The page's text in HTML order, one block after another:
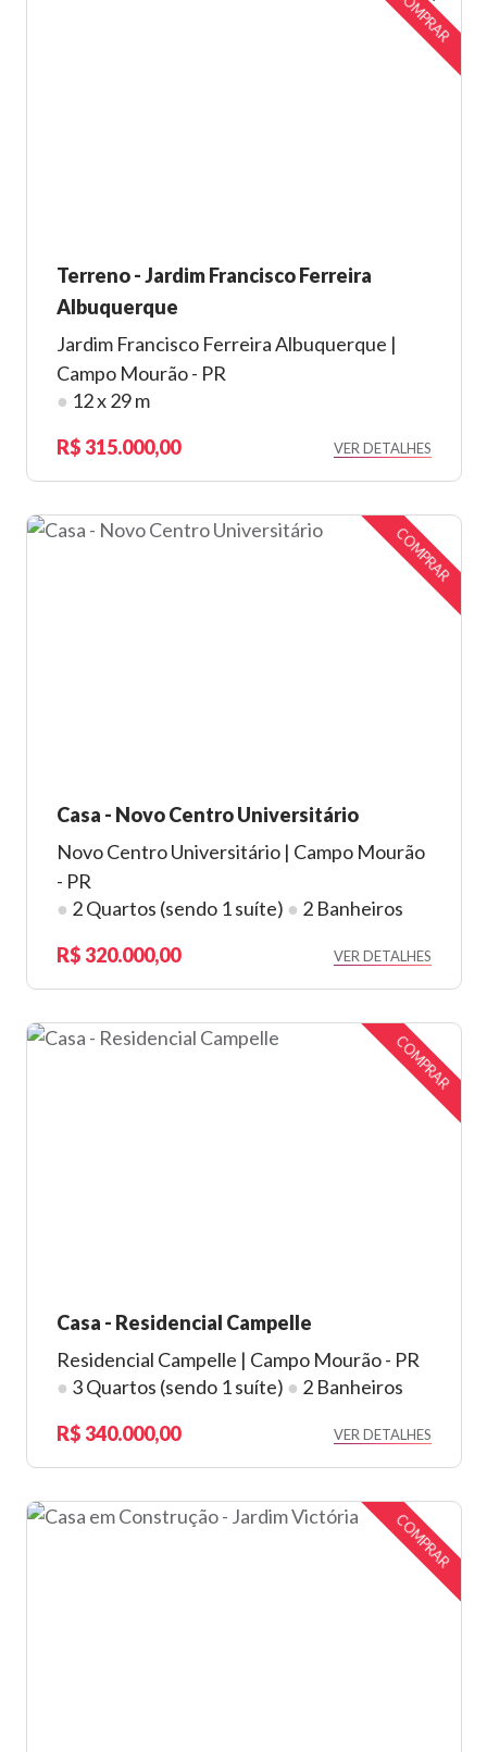
COMPRAR
Terreno - Jardim Francisco Ferreira
Albuquerque
Jardim Francisco Ferreira Albuquerque |
Campo Mourão - PR
● 12 x 29 m
315.000,00
VER DETALHES
COMPRAR
Casa - Novo Centro Universitário
Novo Centro Universitário | Campo Mourão
- PR
● 2 Quartos (sendo 1 suíte) ● 2 Banheiros
320.000,00
VER DETALHES
COMPRAR
Casa - Residencial Campelle
Residencial Campelle | Campo Mourão - PR
● 3 Quartos (sendo 1 suíte) ● 2 Banheiros
340.000,00
VER DETALHES
COMPRAR